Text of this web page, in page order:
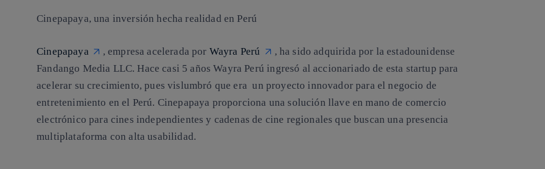
Cinepapaya, una inversión hecha realidad en Perú
Cinepapaya , empresa acelerada por Wayra Perú
, ha sido adquirida por la estadounidense
Fandango Media LLC. Hace casi 5 años Wayra Perú ingresó al accionariado de esta startup para
acelerar su crecimiento, pues vislumbró que era un proyecto innovador para el negocio de
entretenimiento en el Perú. Cinepapaya proporciona una solución llave en mano de comercio
electrónico para cines independientes y cadenas de cine regionales que buscan una presencia
multiplataforma con alta usabilidad.